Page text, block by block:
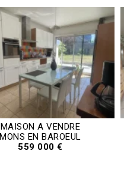
MAISON A VENDRE
MONS EN BAROEUL
559 000 €